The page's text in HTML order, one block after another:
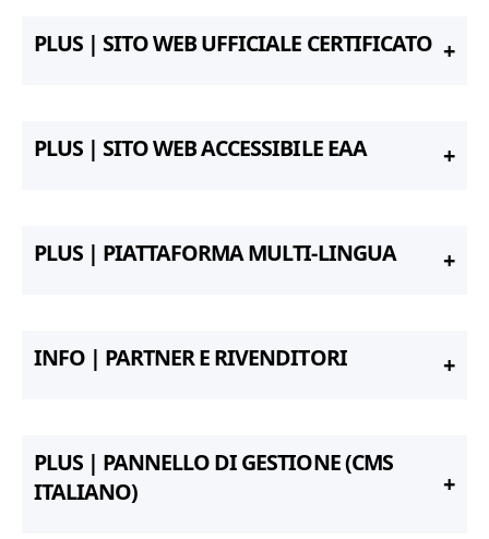
PLUS | SITO WEB UFFICIALE CERTIFICATO
PLUS | SITO WEB ACCESSIBILE EAA
PLUS | PIATTAFORMA MULTI-LINGUA
INFO | PARTNER E RIVENDITORI
PLUS | PANNELLO DI GESTIONE (CMS
ITALIANO)